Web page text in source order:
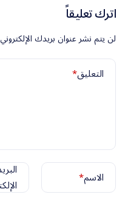
اترك تعليقاً
لن يتم نشر عنوان بريدك
التعليق*
الاسم*